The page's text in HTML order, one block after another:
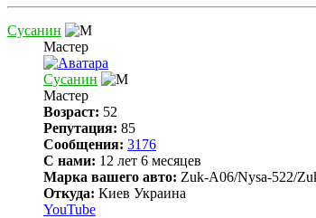
Сусанин
Мастер
Сусанин
Мастер
Возраст: 52
Репутация: 85
Сообщения: 3176
С нами: 12 лет 6 месяцев
Марка вашего авто: Zuk-A06/Nysa-522/
Откуда: Киев Украина
YouTube